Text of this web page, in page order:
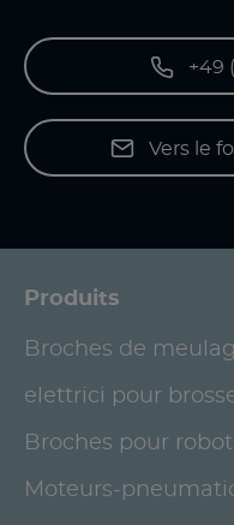
+49
Vers le
Produits
Broches de
elettrici pour
Broches pour
Moteurs-